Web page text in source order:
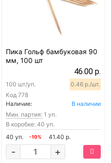
Пика Гольф бамбуковая 90
мм, 100 шт
46.00 р.
Код 778
100 шт/уп. 0.46 р./шт.
Наличие:
В наличии
Мин. партия: 1 уп.
В коробке: 40 уп.
40 уп.
-10% 41.40 р.
+
-